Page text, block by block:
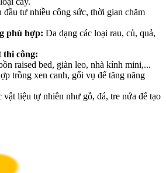
đầu tư nhiều công sức, thời gian chăm
phù hợp: Đa dạng các loại rau, củ, quả,
thi công:
raised bed, giàn leo, nhà kính mini,...
trồng xen canh, gối vụ để tăng năng
vật liệu tự nhiên như gỗ, đá, tre nứa để tạo